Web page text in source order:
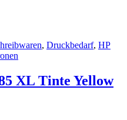
, Druckbedarf, HP
XL Tinte Yellow